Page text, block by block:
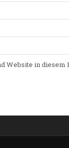
Website in